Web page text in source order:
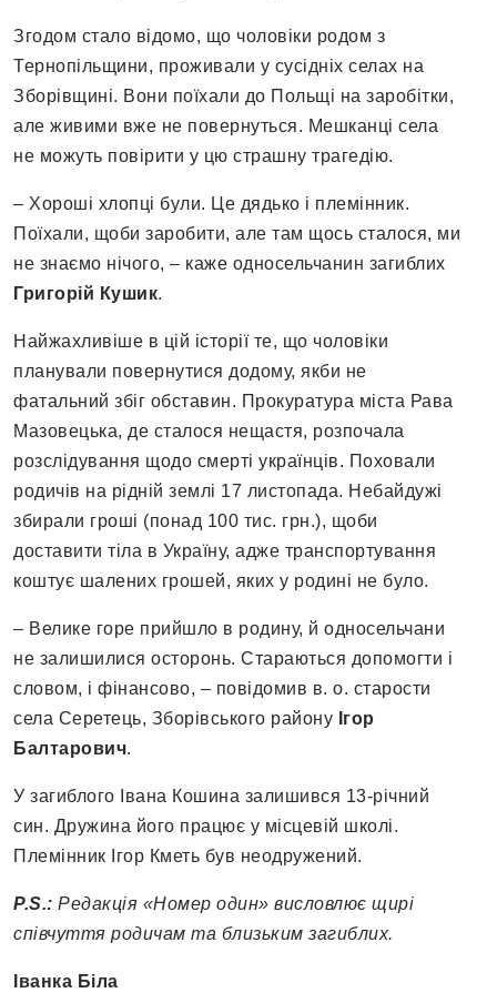
Згодом стало відомо, що чоловіки родом з
Тернопільщини, проживали у сусідніх селах на
Зборівщині. Вони поїхали до Польщі на заробітки,
але живими вже не повернуться. Мешканці села
не можуть повірити у цю страшну трагедію.
– Хороші хлопці були. Це дядько і племінник.
Поїхали, щоби заробити, але там щось сталося, ми
не знаємо нічого, – каже односельчанин загиблих
Григорій Кушик.
Найжахливіше в цій історії те, що чоловіки
планували повернутися додому, якби не
фатальний збіг обставин. Прокуратура міста Рава
Мазовецька, де сталося нещастя, розпочала
розслідування щодо смерті українців. Поховали
родичів на рідній землі 17 листопада. Небайдужі
збирали гроші (понад 100 тис. грн.), щоби
доставити тіла в Україну, адже транспортування
коштує шалених грошей, яких у родині не було.
– Велике горе прийшло в родину, й односельчани
не залишилися осторонь. Стараються допомогти і
словом, і фінансово, – повідомив в. о. старости
села Серетець, Зборівського району Ігор
Балтарович.
У загиблого Івана Кошина залишився 13-річний
син. Дружина його працює у місцевій школі.
Племінник Ігор Кметь був неодружений.
P.S.: Редакція «Номер один» висловлює щирі
співчуття родичам та близьким загиблих.
Іванка Біла